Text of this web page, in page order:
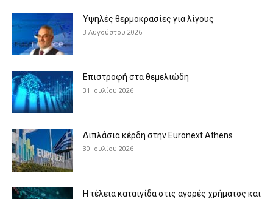
Υψηλές θερμοκρασίες για λίγους
3 Αυγούστου 2026
Επιστροφή στα θεμελιώδη
31 Ιουλίου 2026
Διπλάσια κέρδη στην Euronext Athens
30 Ιουλίου 2026
H τέλεια καταιγίδα στις αγορές χρήματος και